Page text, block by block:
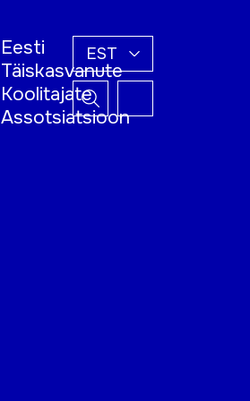
Eesti
Täiskasvanute
Koolitajate
Assotsiatsioon
EST